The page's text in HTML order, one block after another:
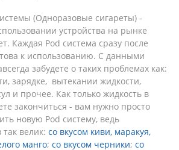
(Одноразовые сигареты) -
устройства на рынке
Каждая Pod система сразу после
к использованию. С данными
забудете о таких проблемах как:
зарядке, вытекании жидкости,
и прочее. Как только жидкость в
закончиться - вам нужно просто
новую Pod систему, ведь
так велик: со вкусом киви, маракуя,
манго; со вкусом черники; со